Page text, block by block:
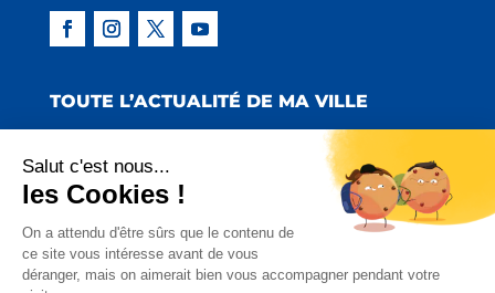
TOUTE L’ACTUALITÉ DE MA VILLE
Copyright © 2022 Mairie de Claira | Réalisation
:Emmaluc Communication
Salut c'est nous...
les Cookies !
On a attendu d'être sûrs que le contenu de
ce site vous intéresse avant de vous
déranger, mais on aimerait bien vous accompagner pendant votre